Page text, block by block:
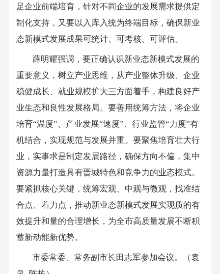
足企业前端培育，针对不同企业的发展需求提供定
制化支持，又要以入库入统为终端目标，确保新业
态新模式发展成果可统计、可考核、可评估。
薛明耀强调，要正确认识新业态新模式发展的
重要意义，树立产业思维，从产业整体升级、企业
稳健成长、就业规模扩大三方面着手，构建良好产
业生态和良性发展格局。要善用统筹方法，将企业
培育“温度”、产业发展“速度”、行业监管“力度”有
机结合，实现规范与发展并重。要聚焦培育壮大行
业，实事求是制定发展路径，确保方向不偏，集中
资源力量打造具有晋城特色和竞争力的业态模式。
要紧抓核心关键，统筹宏观、中观与微观，找准结
合点、着力点，推动新业态新模式发展实现质的有
效提升和量的合理增长，为全市高质量发展不断积
蓄新动能新优势。
市委常委、常务副市长田志军参加会议。（袁